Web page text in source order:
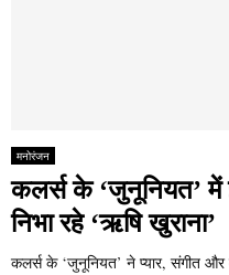
मनोरंजन
कलर्स के ‘जुनूनियत’ में
निभा रहे ‘ऋषि खुराना’
कलर्स के ‘जुनूनियत’ ने प्यार, संगीत और